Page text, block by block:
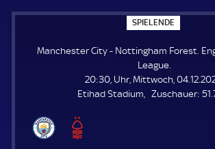
SPIELENDE
P
E
N
E
Manchester City - Nottingham Forest.
League.
20:30, Uhr, Mittwoch,
Etihad Stadium
Zuschauer: Z